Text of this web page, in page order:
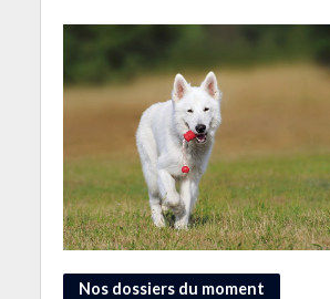
Nos dossiers du moment